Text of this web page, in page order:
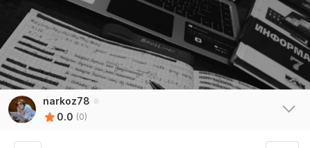
narkoz78
0.0 (0)